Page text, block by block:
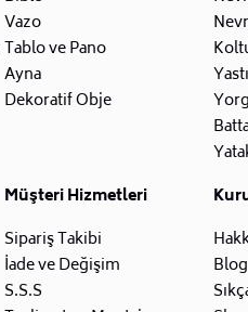
Vazo
Tablo ve Pano
Ayna
Dekoratif Obje
Müşteri Hizmetleri
Sipariş Takibi
İade ve Değişim
S.S.S
Blog